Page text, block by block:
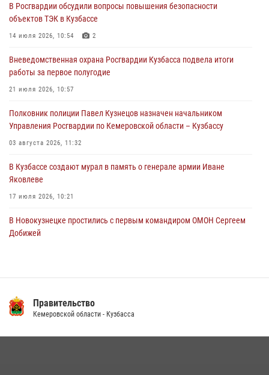
05 августа 2026, 08:50
Росгвардейцы пресекли нарушение общественного порядка на
05 августа 2026, 08:10
Росгвардейцы в Юрге пресекли попытку проникновения на
05 августа 2026, 07:45
В Росгвардии обсудили вопросы повышения безопасности
объектов ТЭК в Кузбассе
14 июля 2026, 10:54 2
Вневедомственная охрана Росгвардии Кузбасса подвела итоги
работы за первое полугодие
21 июля 2026, 10:57
Полковник полиции Павел Кузнецов назначен начальником
Управления Росгвардии по Кемеровской области – Кузбассу
03 августа 2026, 11:32
В Кузбассе создают мурал в память о генерале армии Иване
Яковлеве
17 июля 2026, 10:21
В Новокузнецке простились с первым командиром ОМОН Сергеем
Добижей
14 июля 2026, 08:52 1
Правительство
Кемеровской области - Кузбасса